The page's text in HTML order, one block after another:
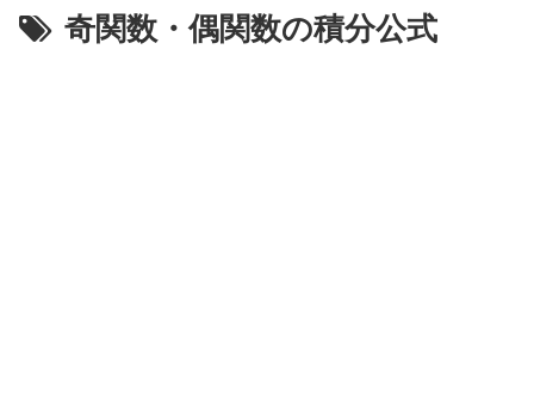
奇関数・偶関数の積分公式